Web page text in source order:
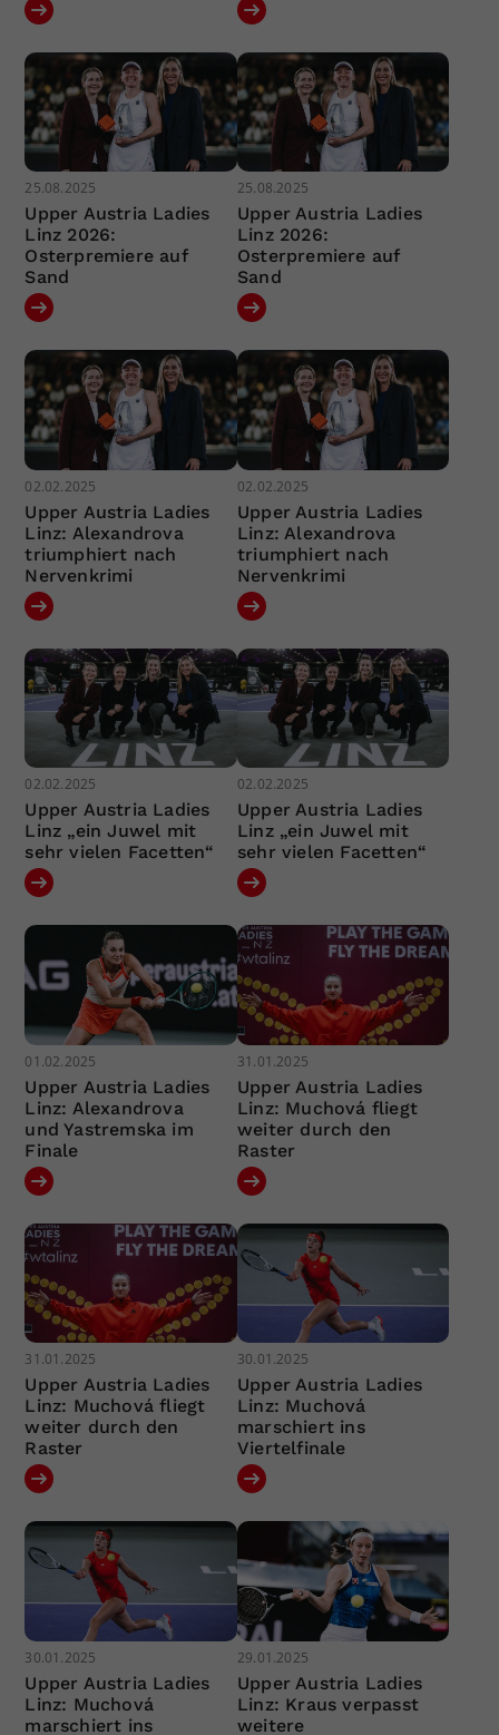
25.08.2025
Upper Austria Ladies
Linz 2026:
Osterpremiere auf
Sand
25.08.2025
Upper Austria Ladies
Linz 2026:
Osterpremiere auf
Sand
02.02.2025
Upper Austria Ladies
Linz: Alexandrova
triumphiert nach
Nervenkrimi
02.02.2025
Upper Austria Ladies
Linz: Alexandrova
triumphiert nach
Nervenkrimi
02.02.2025
Upper Austria Ladies
Linz „ein Juwel mit
sehr vielen Facetten“
02.02.2025
Upper Austria Ladies
Linz „ein Juwel mit
sehr vielen Facetten“
01.02.2025
Upper Austria Ladies
Linz: Alexandrova
und Yastremska im
Finale
31.01.2025
Upper Austria Ladies
Linz: Muchová fliegt
weiter durch den
Raster
31.01.2025
Upper Austria Ladies
Linz: Muchová fliegt
weiter durch den
Raster
30.01.2025
Upper Austria Ladies
Linz: Muchová
marschiert ins
Viertelfinale
30.01.2025
Upper Austria Ladies
Linz: Muchová
marschiert ins
29.01.2025
Upper Austria Ladies
Linz: Kraus verpasst
weitere